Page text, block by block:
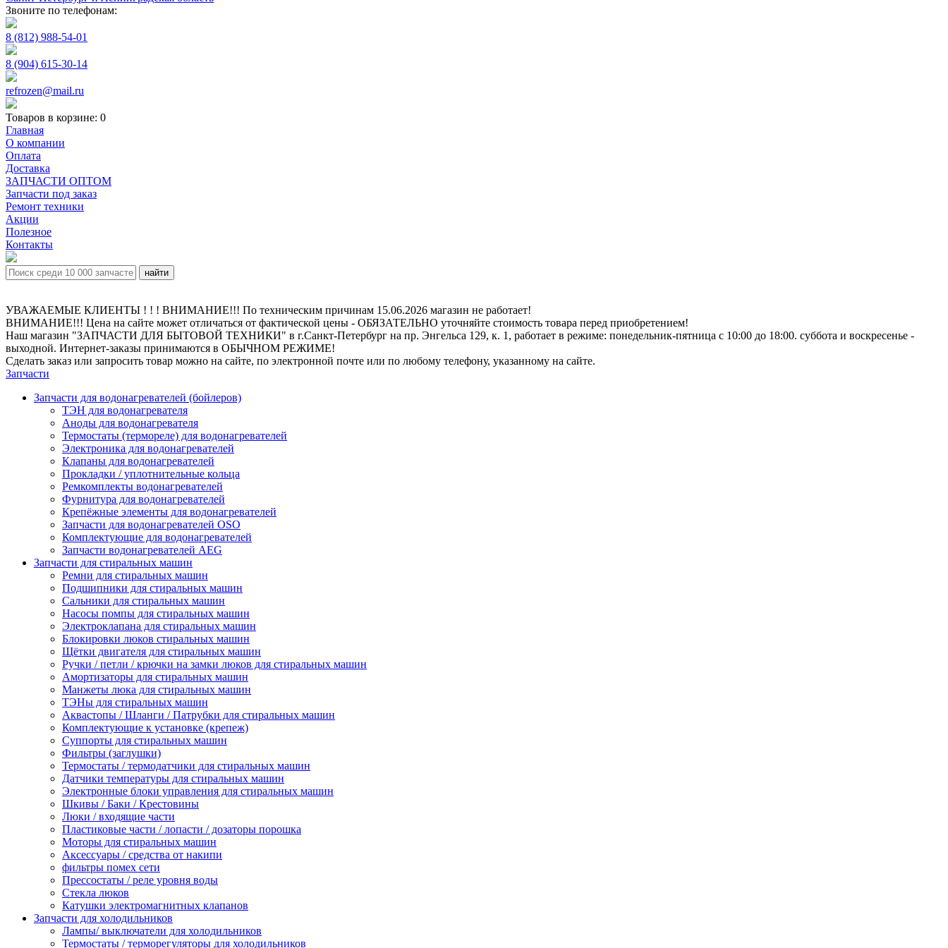
Звоните по телефонам:
8 (812) 988-54-01
8 (904) 615-30-14
refrozen@mail.ru
Товаров в корзине: 0
Главная
О компании
Оплата
Доставка
ЗАПЧАСТИ ОПТОМ
Запчасти под заказ
Ремонт техники
Акции
Полезное
Контакты
УВАЖАЕМЫЕ КЛИЕНТЫ ! ! ! ВНИМАНИЕ!!! По техническим причинам 15.06.2026 магазин не работает!
ВНИМАНИЕ!!! Цена на сайте может отличаться от фактической цены - ОБЯЗАТЕЛЬНО уточняйте стоимость товара перед приобретением!
Наш магазин "ЗАПЧАСТИ ДЛЯ БЫТОВОЙ ТЕХНИКИ" в г.Санкт-Петербург на пр. Энгельса 129, к. 1, работает в режиме: понедельник-пятница с 10:00 до 18:00. суббота и воскресенье -
выходной. Интернет-заказы принимаются в ОБЫЧНОМ РЕЖИМЕ!
Сделать заказ или запросить товар можно на сайте, по электронной почте или по любому телефону, указанному на сайте.
Запчасти
Запчасти для водонагревателей (бойлеров)
ТЭН для водонагревателя
Аноды для водонагревателя
Термостаты (термореле) для водонагревателей
Электроника для водонагревателей
Клапаны для водонагревателей
Прокладки / уплотнительные кольца
Ремкомплекты водонагревателей
Фурнитура для водонагревателей
Крепёжные элементы для водонагревателей
Запчасти для водонагревателей OSO
Комплектующие для водонагревателей
Запчасти водонагревателей AEG
Запчасти для стиральных машин
Ремни для стиральных машин
Подшипники для стиральных машин
Сальники для стиральных машин
Насосы помпы для стиральных машин
Электроклапана для стиральных машин
Блокировки люков стиральных машин
Щётки двигателя для стиральных машин
Ручки / петли / крючки на замки люков для стиральных машин
Амортизаторы для стиральных машин
Манжеты люка для стиральных машин
ТЭНы для стиральных машин
Аквастопы / Шланги / Патрубки для стиральных машин
Комплектующие к установке (крепеж)
Суппорты для стиральных машин
Фильтры (заглушки)
Термостаты / термодатчики для стиральных машин
Датчики температуры для стиральных машин
Электронные блоки управления для стиральных машин
Шкивы / Баки / Крестовины
Люки / входящие части
Пластиковые части / лопасти / дозаторы порошка
Моторы для стиральных машин
Аксессуары / средства от накипи
фильтры помех сети
Прессостаты / реле уровня воды
Стекла люков
Катушки электромагнитных клапанов
Запчасти для холодильников
Лампы/ выключатели для холодильников
Термостаты / терморегуляторы для холодильников